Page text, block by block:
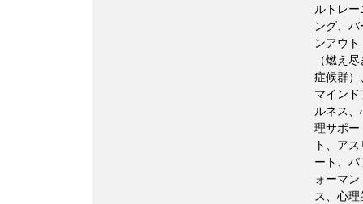
ルトレー
ング、バ
ンアウト
（燃え
症候群）
マインド
ルネス、
理サポー
ト、ア
ート、パ
ォーマン
ス、心理